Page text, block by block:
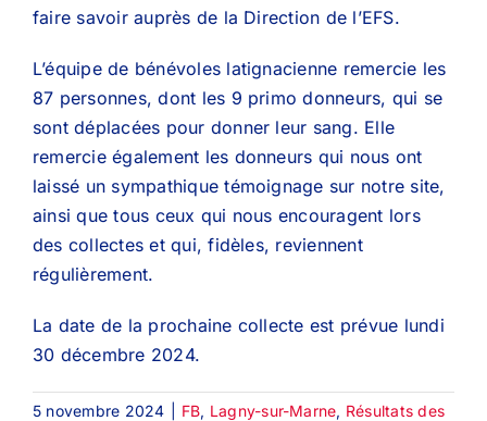
faire savoir auprès de la Direction de l’EFS.
L’équipe de bénévoles latignacienne remercie les
87 personnes, dont les 9 primo donneurs, qui se
sont déplacées pour donner leur sang. Elle
remercie également les donneurs qui nous ont
laissé un sympathique témoignage sur notre site,
ainsi que tous ceux qui nous encouragent lors
des collectes et qui, fidèles, reviennent
régulièrement.
La date de la prochaine collecte est prévue lundi
30 décembre 2024.
5 novembre 2024 FB, Lagny-sur-Marne, Résultats des